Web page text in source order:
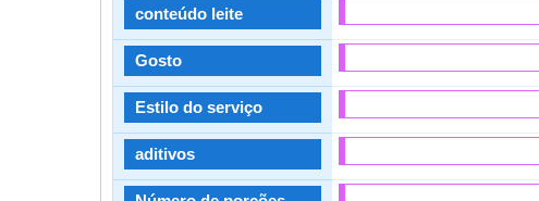
conteúdo leite
Gosto
Estilo do serviço
aditivos